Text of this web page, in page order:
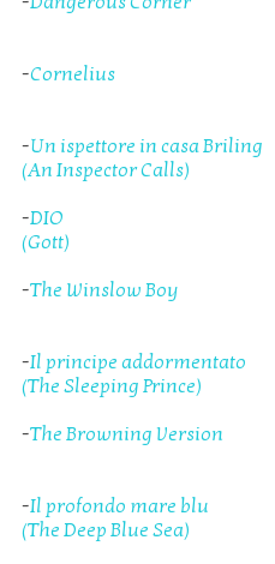
-Cornelius
-Un ispettore in casa Briling
(An Inspector Calls)
-DIO
(Gott)
-The Winslow Boy
-Il principe addormentato
(The Sleeping Prince)
-The Browning Version
-Il profondo mare blu
(The Deep Blue Sea)